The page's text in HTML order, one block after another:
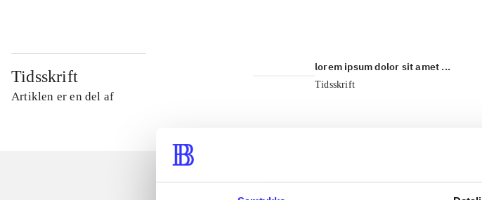
Tidsskrift
Artiklen er en del af
lorem ipsum dolor sit amet ...
Tidsskrift